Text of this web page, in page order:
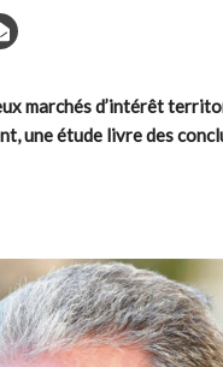
marchés d’intérêt
une étude livre des